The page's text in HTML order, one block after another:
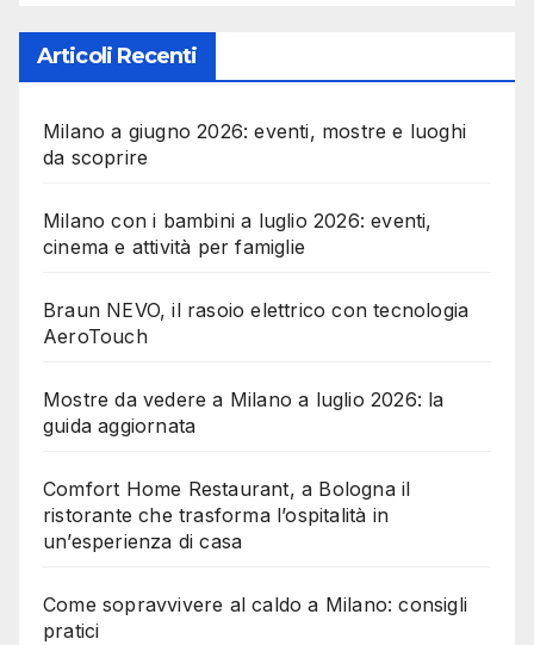
Articoli Recenti
Milano a giugno 2026: eventi, mostre e luoghi
da scoprire
Milano con i bambini a luglio 2026: eventi,
cinema e attività per famiglie
Braun NEVO, il rasoio elettrico con tecnologia
AeroTouch
Mostre da vedere a Milano a luglio 2026: la
guida aggiornata
Comfort Home Restaurant, a Bologna il
ristorante che trasforma l’ospitalità in
un’esperienza di casa
Come sopravvivere al caldo a Milano: consigli
pratici